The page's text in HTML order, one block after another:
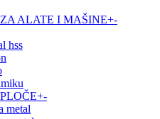
ALATE I MAŠINE+-
hss
+-
metal